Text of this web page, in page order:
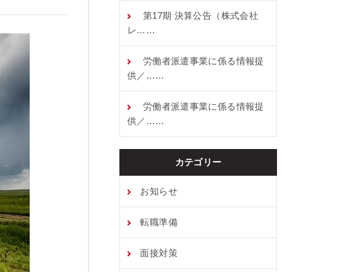
第17期 決算公告（株式会社
レ……
労働者派遣事業に係る情報提
供／……
労働者派遣事業に係る情報提
供／……
カテゴリー
お知らせ
転職準備
⾯接対策